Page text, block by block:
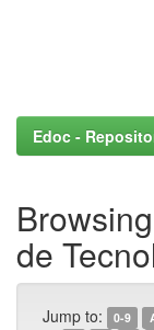
Edoc -
de
Jump to: 0-9